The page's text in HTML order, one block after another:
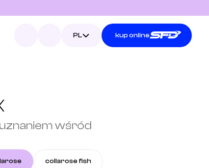
Select Language
PL kup online
wśród
collarose fish